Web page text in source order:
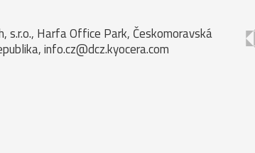
s.r.o., Harfa Office Park, Českomoravská
info.cz@dcz.kyocera.com